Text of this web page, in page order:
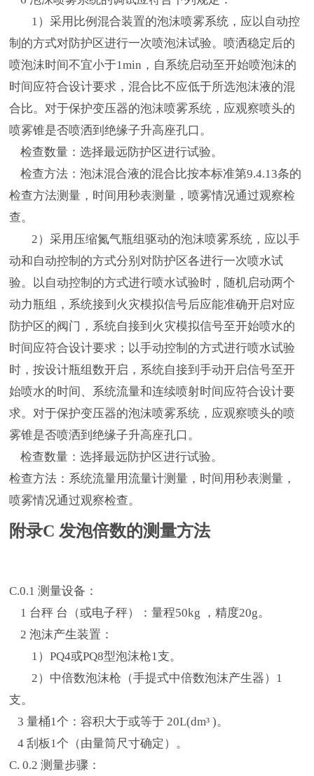
1）采用比例混合装置的泡沫喷雾系统，应以自动控
制的方式对防护区进行一次喷泡沫试验。喷洒稳定后的
喷泡沫时间不宜小于1min，自系统启动至开始喷泡沫的
时间应符合设计要求，混合比不应低于所选泡沫液的混
合比。对于保护变压器的泡沫喷雾系统，应观察喷头的
喷雾锥是否喷洒到绝缘子升高座孔口。
检查数量：选择最远防护区进行试验。
检查方法：泡沫混合液的混合比按本标准第9.4.13条的
检查方法测量，时间用秒表测量，喷雾情况通过观察检
查。
2）采用压缩氮气瓶组驱动的泡沫喷雾系统，应以手
动和自动控制的方式分别对防护区各进行一次喷水试
验。以自动控制的方式进行喷水试验时，随机启动两个
动力瓶组，系统接到火灾模拟信号后应能准确开启对应
防护区的阀门，系统自接到火灾模拟信号至开始喷水的
时间应符合设计要求；以手动控制的方式进行喷水试验
时，按设计瓶组数开启，系统自接到手动开启信号至开
始喷水的时间、系统流量和连续喷射时间应符合设计要
求。对于保护变压器的泡沫喷雾系统，应观察喷头的喷
雾锥是否喷洒到绝缘子升高座孔口。
检查数量：选择最远防护区进行试验。
检查方法：系统流量用流量计测量，时间用秒表测量，
喷雾情况通过观察检查。
附录C 发泡倍数的测量方法
C.0.1 测量设备：
1 台秤 台（或电子秤）：量程50kg ，精度20g。
2 泡沫产生装置：
1）PQ4或PQ8型泡沫枪1支。
2）中倍数泡沫枪（手提式中倍数泡沫产生器）1
支。
3 量桶1个：容积大于或等于 20L(dm³ )。
4 刮板1个（由量筒尺寸确定）。
C. 0.2 测量步骤：